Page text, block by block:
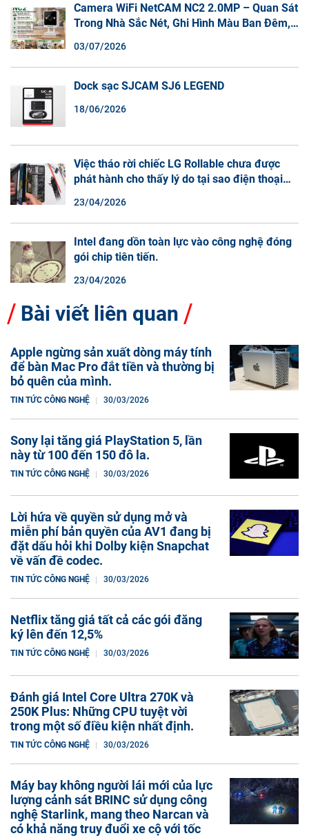
Camera WiFi NetCAM NC2 2.0MP – Quan Sát
Trong Nhà Sắc Nét, Ghi Hình Màu Ban Đêm,
03/07/2026
Dock sạc SJCAM SJ6 LEGEND
18/06/2026
Việc tháo rời chiếc LG Rollable chưa được
phát hành cho thấy lý do tại sao điện thoại
23/04/2026
Intel đang dồn toàn lực vào công nghệ đóng
gói chip tiên tiến.
23/04/2026
Bài viết liên quan
Apple ngừng sản xuất dòng máy tính
để bàn Mac Pro đắt tiền và thường bị
bỏ quên của mình.
TIN TỨC CÔNG NGHỆ 30/03/2026
Sony lại tăng giá PlayStation 5, lần
này từ 100 đến 150 đô la.
TIN TỨC CÔNG NGHỆ 30/03/2026
Lời hứa về quyền sử dụng mở và
miễn phí bản quyền của AV1 đang bị
đặt dấu hỏi khi Dolby kiện Snapchat
về vấn đề codec.
TIN TỨC CÔNG NGHỆ 30/03/2026
Netflix tăng giá tất cả các gói đăng
ký lên đến 12,5%
TIN TỨC CÔNG NGHỆ 30/03/2026
Đánh giá Intel Core Ultra 270K và
250K Plus: Những CPU tuyệt vời
trong một số điều kiện nhất định.
TIN TỨC CÔNG NGHỆ 30/03/2026
Máy bay không người lái mới của lực
lượng cảnh sát BRINC sử dụng công
nghệ Starlink, mang theo Narcan và
có khả năng truy đuổi xe cộ với tốc